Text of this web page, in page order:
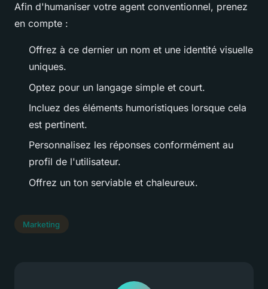
Afin d'humaniser votre agent conventionnel, prenez
en compte :
Offrez à ce dernier un nom et une identité visuelle
uniques.
Optez pour un langage simple et court.
Incluez des éléments humoristiques lorsque cela
est pertinent.
Personnalisez les réponses conformément au
profil de l'utilisateur.
Offrez un ton serviable et chaleureux.
Marketing